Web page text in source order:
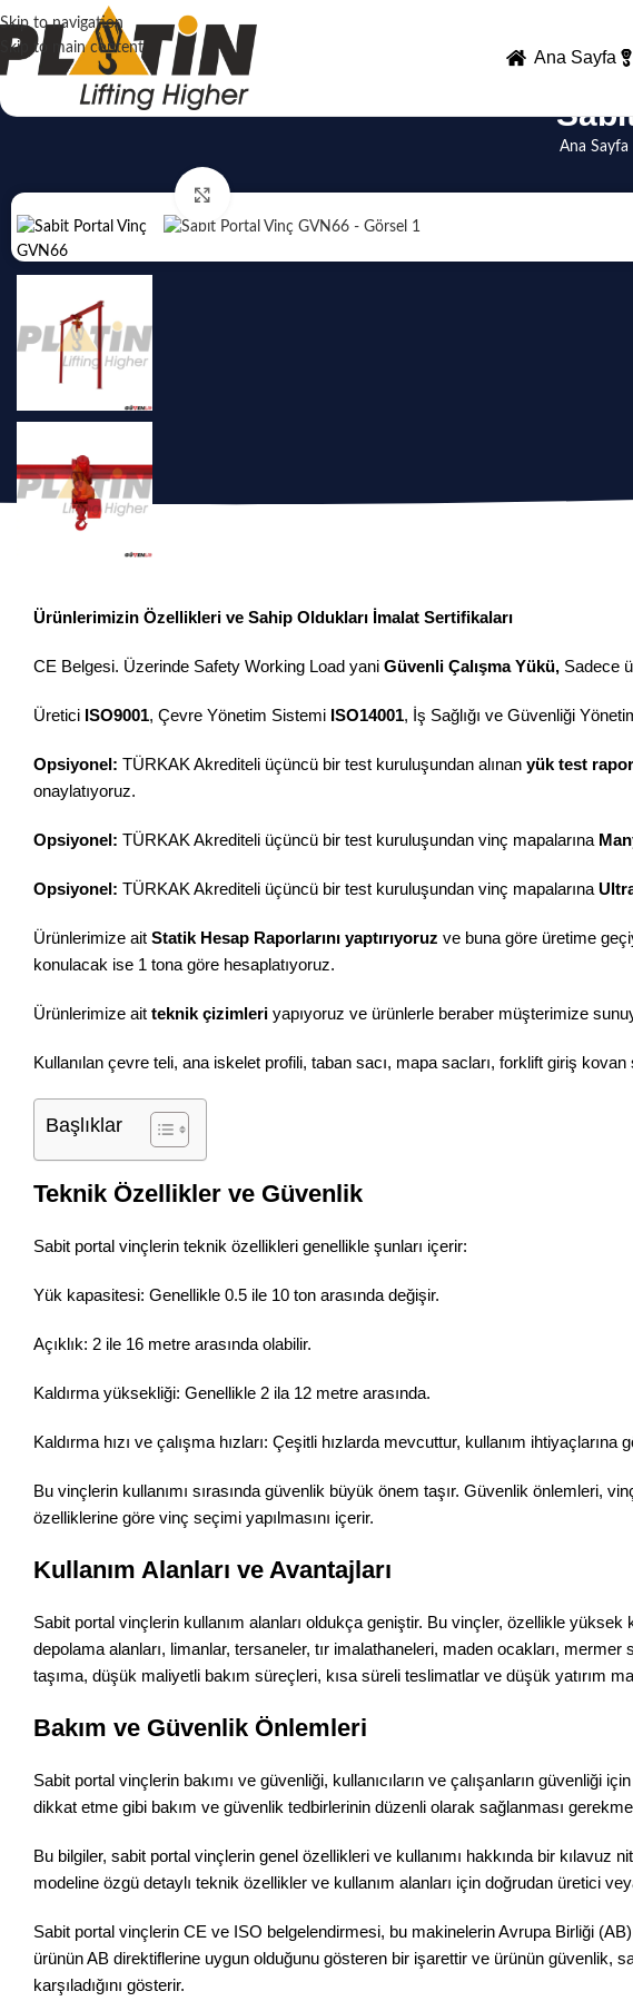
Skip to navigation
Skip to main content
Ana Sayfa
Ana Sayfa
Click to enlarge
Ürünlerimizin Özellikleri ve Sahip Oldukları İmalat Sertifikaları
CE Belgesi. Üzerinde Safety Working Load yani Güvenli Çalışma Yükü, Sadece
Üretici ISO9001, Çevre Yönetim Sistemi ISO14001, İş Sağlığı ve Güvenliği
Opsiyonel: TÜRKAK Akrediteli üçüncü bir test kuruluşundan alınan yük test
onaylatıyoruz.
Opsiyonel: TÜRKAK Akrediteli üçüncü bir test kuruluşundan vinç mapalarına
Opsiyonel: TÜRKAK Akrediteli üçüncü bir test kuruluşundan vinç mapalarına
Ürünlerimize ait Statik Hesap Raporlarını yaptırıyoruz ve buna göre üretime
konulacak ise 1 tona göre hesaplatıyoruz.
Ürünlerimize ait teknik çizimleri yapıyoruz ve ürünlerle beraber müşterimize
Kullanılan çevre teli, ana iskelet profili, taban sacı, mapa sacları, forklift giriş
Başlıklar
Teknik Özellikler ve Güvenlik
Sabit portal vinçlerin teknik özellikleri genellikle şunları içerir:
Yük kapasitesi: Genellikle 0.5 ile 10 ton arasında değişir.
Açıklık: 2 ile 16 metre arasında olabilir.
Kaldırma yüksekliği: Genellikle 2 ila 12 metre arasında.
Kaldırma hızı ve çalışma hızları: Çeşitli hızlarda mevcuttur, kullanım ihtiyaçlarına
Bu vinçlerin kullanımı sırasında güvenlik büyük önem taşır. Güvenlik önlemleri,
özelliklerine göre vinç seçimi yapılmasını içerir.
Kullanım Alanları ve Avantajları
Sabit portal vinçlerin kullanım alanları oldukça geniştir. Bu vinçler, özellikle
depolama alanları, limanlar, tersaneler, tır imalathaneleri, maden ocakları,
taşıma, düşük maliyetli bakım süreçleri, kısa süreli teslimatlar ve düşük yatırım
Bakım ve Güvenlik Önlemleri
Sabit portal vinçlerin bakımı ve güvenliği, kullanıcıların ve çalışanların
dikkat etme gibi bakım ve güvenlik tedbirlerinin düzenli olarak sağlanması
Bu bilgiler, sabit portal vinçlerin genel özellikleri ve kullanımı hakkında bir
modeline özgü detaylı teknik özellikler ve kullanım alanları için doğrudan üretici
Sabit portal vinçlerin CE ve ISO belgelendirmesi, bu makinelerin Avrupa Birliği
ürünün AB direktiflerine uygun olduğunu gösteren bir işarettir ve ürünün güvenlik,
karşıladığını gösterir.